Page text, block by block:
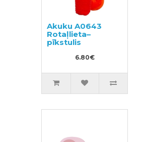
Akuku A0643
Rotaļlieta–
pīkstulis
6.80€